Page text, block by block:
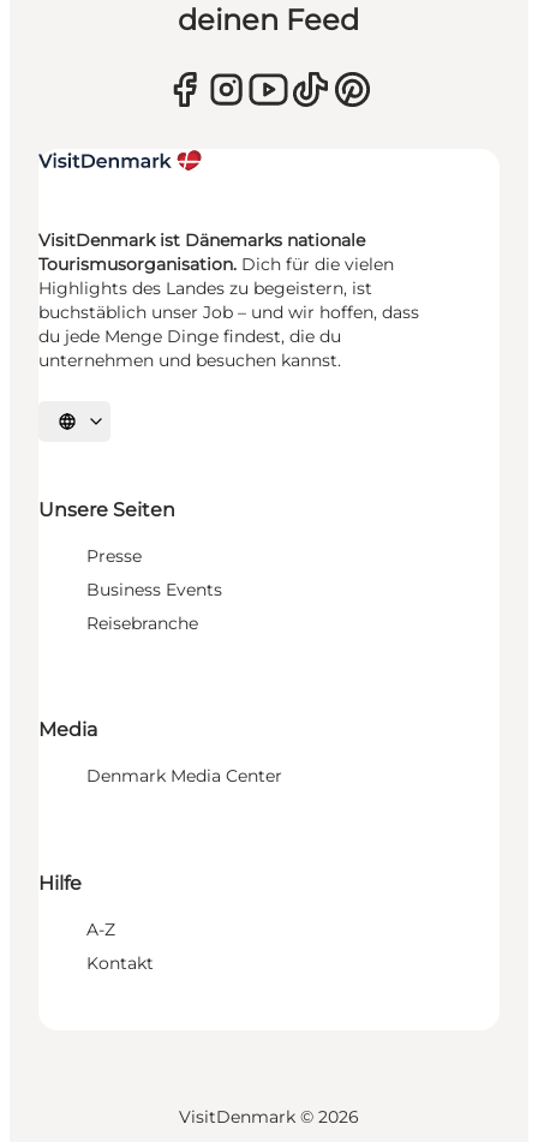
deinen Feed
VisitDenmark ist Dänemarks nationale
Tourismusorganisation. Dich für die vielen
Highlights des Landes zu begeistern, ist
buchstäblich unser Job – und wir hoffen, dass
du jede Menge Dinge findest, die du
unternehmen und besuchen kannst.
Sprache auswählen
Unsere Seiten
Presse
Business Events
Reisebranche
Media
Denmark Media Center
Hilfe
A-Z
Kontakt
VisitDenmark © 2026